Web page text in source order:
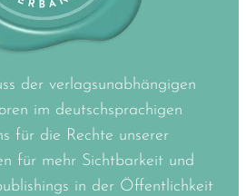
der verlagsunabhängigen
im deutschsprachigen
für die Rechte unserer
für mehr Sichtbarkeit und
in der Öffentlichkeit